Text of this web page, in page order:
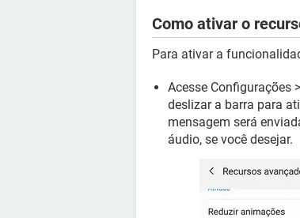
Como ativar o
Para ativar a
Acesse Configurações
deslizar a barra para
mensagem será
áudio, se você desejar.